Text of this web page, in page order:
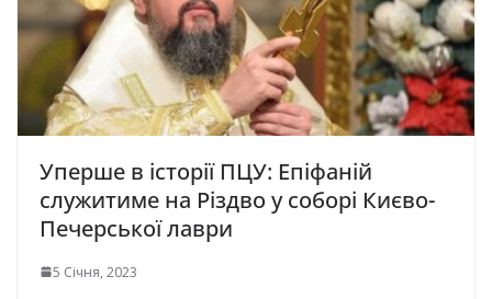
Уперше в історії ПЦУ: Епіфаній
служитиме на Різдво у соборі Києво-
Печерської лаври
5 Січня, 2023